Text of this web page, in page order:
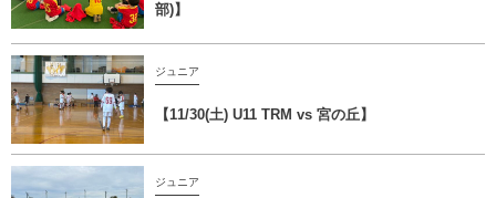
部)】
ジュニア
【11/30(土) U11 TRM vs 宮の丘】
ジュニア